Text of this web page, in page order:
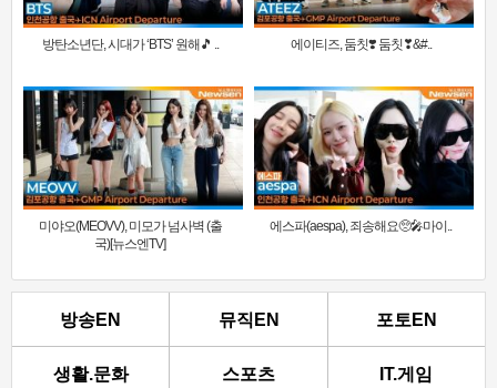
방탄소년단, 시대가 ‘BTS’ 원해🎵 .. 에이티즈, 둠칫❣️ 둠칫❣&#..
미야오(MEOVV), 미모가 넘사벽 (출
국)[뉴스엔TV]
에스파(aespa), 죄송해요🥺🎤마이..
방송EN 뮤직EN 포토EN
생활.문화 스포츠 IT.게임